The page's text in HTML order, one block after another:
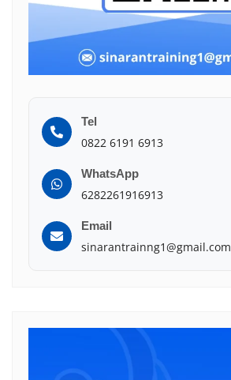
Tel
0822 6191 6913
WhatsApp
6282261916913
Email
sinarantrainng1@gmail.com